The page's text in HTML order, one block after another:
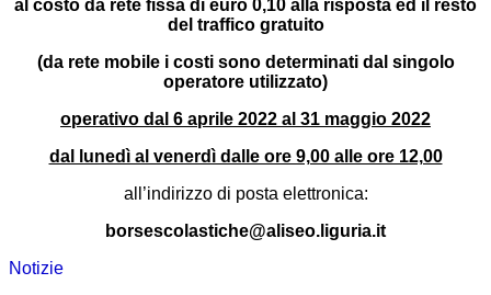
al costo da rete fissa di euro 0,10 alla risposta ed il resto
del traffico gratuito
(da rete mobile i costi sono determinati dal singolo
operatore utilizzato)
operativo dal 6 aprile 2022 al 31 maggio 2022
dal lunedì al venerdì dalle ore 9,00 alle ore 12,00
all’indirizzo di posta elettronica:
borsescolastiche@aliseo.liguria.it
Notizie